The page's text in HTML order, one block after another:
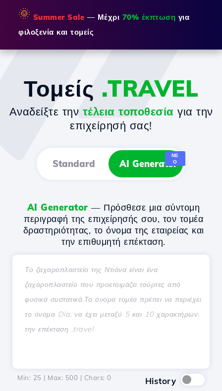
🌞 Summer Sale — Μέχρι 70% έκπτωση για
φιλοξενία και τομείς
Τομείς .TRAVEL
Αναδείξτε την τέλεια τοποθεσία για την
επιχείρησή σας!
Standard AI Generator
ΝΈ
Ο
AI Generator — Πρόσθεσε μια σύντομη
περιγραφή της επιχείρησής σου, τον τομέα
δραστηριότητας, το όνομα της εταιρείας και
την επιθυμητή επέκταση.
Min: 25 | Max: 500 | Chars: 0 History